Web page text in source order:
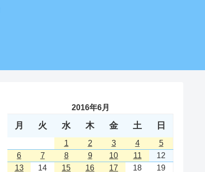
2016年6月
月 火 水 木 金 土 日
1 2 3 4
5
6
7 8 9 10 11
12
13
14 15 16 17 18
19